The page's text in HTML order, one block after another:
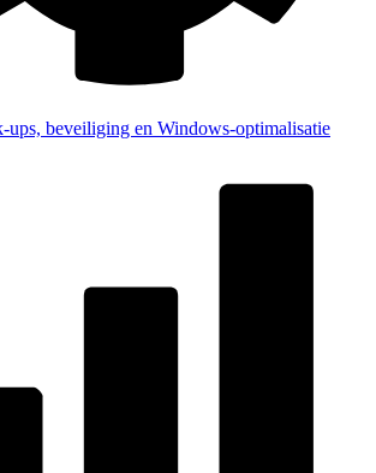
ups, beveiliging en Windows-optimalisatie